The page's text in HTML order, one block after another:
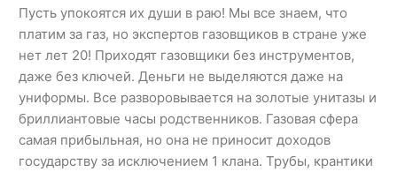
Пусть упокоятся их души в раю! Мы все знаем, что
платим за газ, но экспертов газовщиков в стране уже
нет лет 20! Приходят газовщики без инструментов,
даже без ключей. Деньги не выделяются даже на
униформы. Все разворовывается на золотые унитазы и
бриллиантовые часы родственников. Газовая сфера
самая прибыльная, но она не приносит доходов
государству за исключением 1 клана. Трубы, крантики